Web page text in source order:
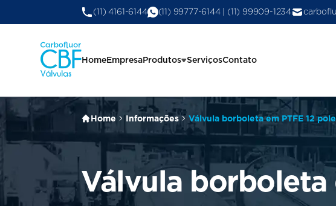
(11) 4161-6144 (11) 99777-6144 | (11) 99909-1234
Home Empresa Produtos ServiçosContato
Home Informações Válvula borboleta em PTFE 12
Válvula borboleta